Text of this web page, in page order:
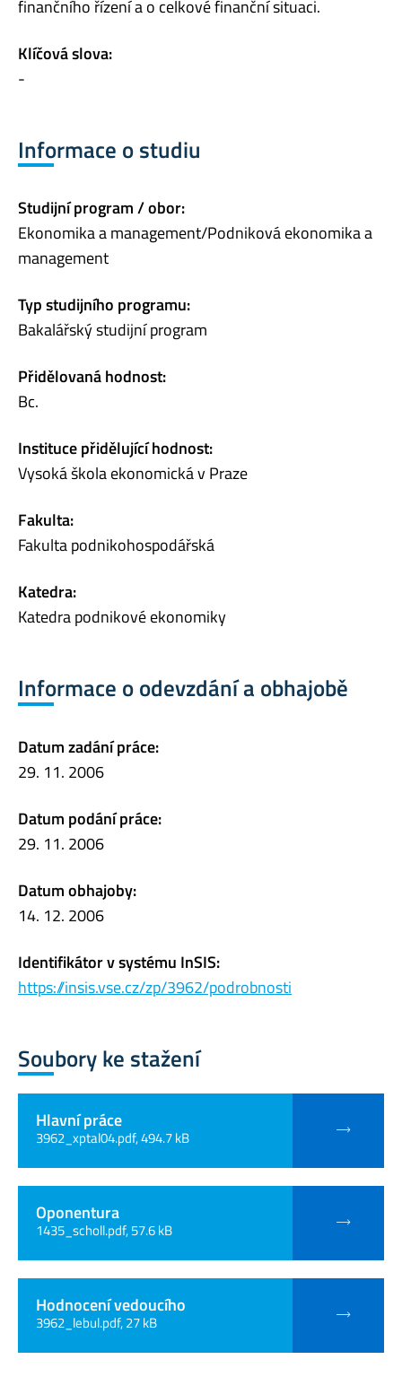
finančního řízení a o celkové finanční situaci.
Klíčová slova:
-
Informace o studiu
Studijní program / obor:
Ekonomika a management/Podniková ekonomika a
management
Typ studijního programu:
Bakalářský studijní program
Přidělovaná hodnost:
Bc.
Instituce přidělující hodnost:
Vysoká škola ekonomická v Praze
Fakulta:
Fakulta podnikohospodářská
Katedra:
Katedra podnikové ekonomiky
Informace o odevzdání a obhajobě
Datum zadání práce:
29. 11. 2006
Datum podání práce:
29. 11. 2006
Datum obhajoby:
14. 12. 2006
Identifikátor v systému InSIS:
https://insis.vse.cz/zp/3962/podrobnosti
Soubory ke stažení
Hlavní práce
3962_xptal04.pdf, 494.7 kB
Oponentura
1435_scholl.pdf, 57.6 kB
Hodnocení vedoucího
3962_lebul.pdf, 27 kB